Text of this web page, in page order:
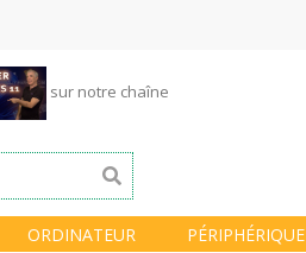
sur notre chaîne
ORDINATEUR PÉRIPHÉRIQUE